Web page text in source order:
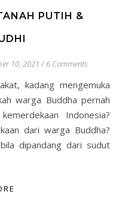
PUTIH &
10, 2021 / 6 Comments
warga Buddha pernah
Indonesia?
dari warga Buddha?
dipandang dari sudut